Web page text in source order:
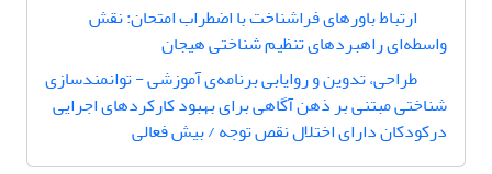
ارتباط باورهای فراشناخت با اضطراب امتحان: نقش
واسطه‌ای راهبردهای تنظیم شناختی هیجان
ﻃﺮاﺣﯽ، ﺗﺪوین و روایاﺑﯽ برنامه‌ی آموزشی - توانمندسازی
شناختی مبتنی بر ذهن آگاهی برای بهبود کارکردهای اجرایی
درکودکان دارای اختلال نقص توجه / بیش فعالی